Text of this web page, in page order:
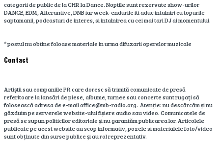
categorii de public de la CHR la Dance. Noptile sunt rezervate show-urilor
DANCE, EDM, Alterantive, DNB iar week-endurile iti aduc intalniri cu topurile
saptamanii, podcasturi de interes, si intalnirea cu cei mai tari DJ ai momentului.
* postul nu obtine foloase materiale in urma difuzarii operelor muzicale
Contact
Artiștii sau companiile PR care doresc să trimită comunicate de presă
referitoare la lansări de piese, albume, turnee sau concerte sunt rugați să
folosească adresa de e-mail office@mb-radio.org. Atenție: nu descărcăm și nu
găzduim pe serverele website-ului fișiere audio sau video. Comunicatele de
presă se supun politicilor editoriale și nu garantăm publicarea lor. Articolele
publicate pe acest website au scop informativ, pozele si materialele foto/video
sunt obținute din surse publice și au rol reprezentativ.